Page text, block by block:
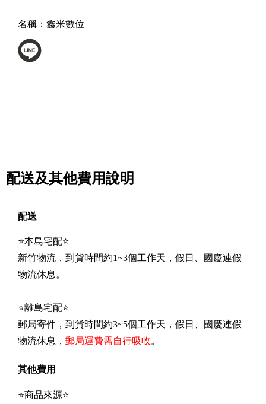
名稱： 鑫米數位
配送及其他費用說明
配送
⭐本島宅配⭐
新竹物流，到貨時間約1~3個工作天，假日、國慶連假
物流休息。
⭐離島宅配⭐
郵局寄件，到貨時間約3~5個工作天，假日、國慶連假
物流休息， 郵局運費需自行吸收。
其他費用
⭐商品來源⭐